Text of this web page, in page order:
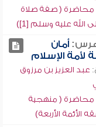
( صفة صلاة
الله عليه وسلم [1])
أمان
لأمة الإسلام
عبد العزيز بن مرزوق
( منهجية
الأئمة الأربعة)